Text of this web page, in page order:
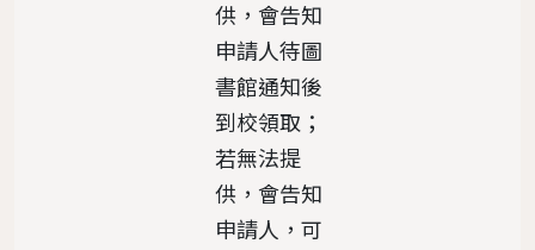
供，會告知
申請人待圖
書館通知後
到校領取；
若無法提
供，會告知
申請人，可